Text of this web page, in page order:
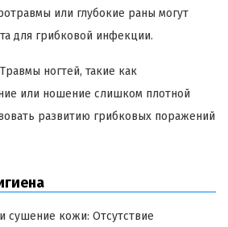
или глубокие раны могут
для грибковой инфекции.
ногтей, такие как
или ношение слишком плотной
развитию грибковых поражений
сушение кожи: Отсутствие